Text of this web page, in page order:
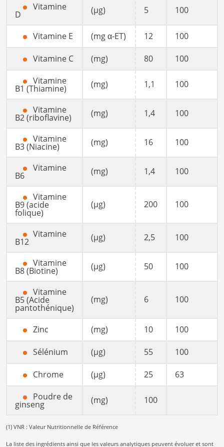
Vitamine
D (µg) 5 100
Vitamine E (mg α-ET) 12 100
Vitamine C (mg) 80
100
Vitamine
B1 (Thiamine) (mg) 1,1 100
Vitamine
B2 (riboflavine) (mg) 1,4 100
Vitamine
B3 (Niacine) (mg) 16 100
Vitamine
B6 (mg) 1,4 100
Vitamine
B9 (acide
folique)
(µg) 200 100
Vitamine
B12 (µg) 2,5 100
Vitamine
B8 (Biotine) (µg) 50 100
Vitamine
B5 (Acide
pantothénique)
(mg) 6 100
Zinc (mg) 10 100
Sélénium (µg) 55 100
Chrome (µg) 25
63
Poudre de
ginseng (mg) 100
(1) VNR : Valeur Nutritionnelle de Référence
La liste des ingrédients ainsi que les valeurs analytiques peuvent évoluer et sont